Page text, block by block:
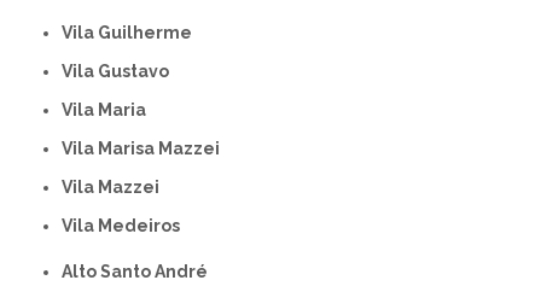
Vila Guilherme
Vila Gustavo
Vila Maria
Vila Marisa Mazzei
Vila Mazzei
Vila Medeiros
Alto Santo André